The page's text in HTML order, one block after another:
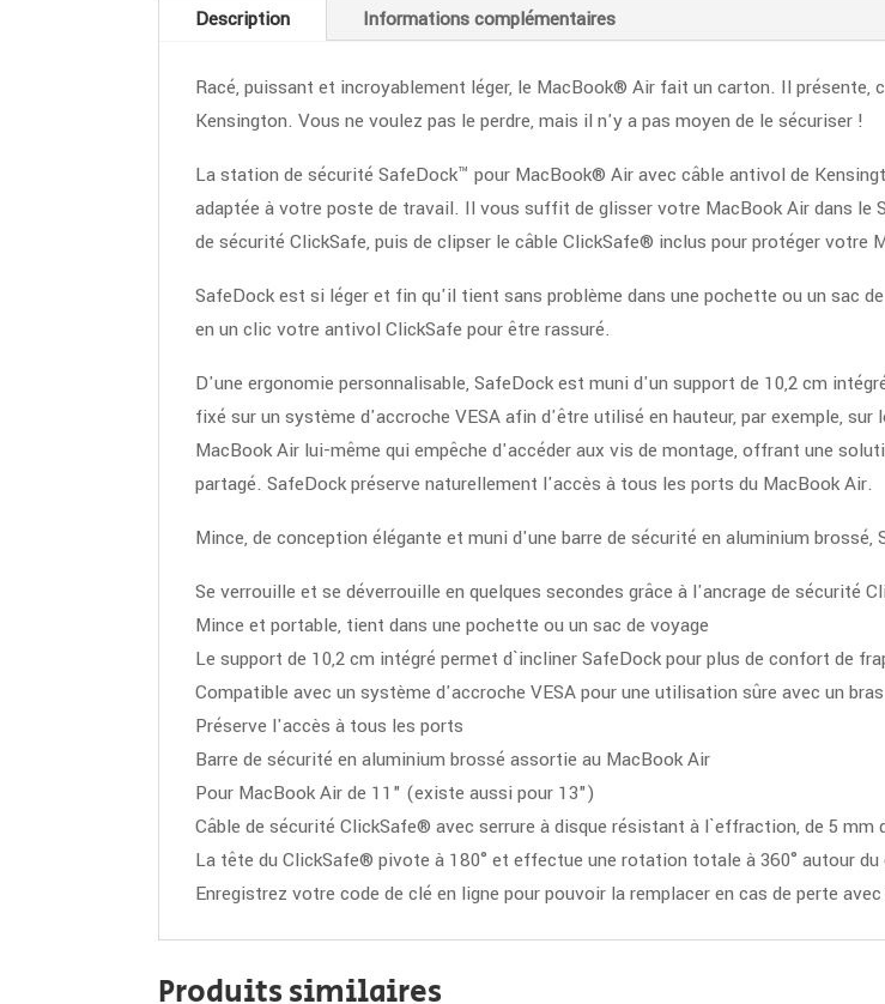
Description Informations complémentaires
Racé, puissant et incroyablement léger, le MacBook® Air fait un carton. Il présente,
Kensington. Vous ne voulez pas le perdre, mais il n'y a pas moyen de le sécuriser !
La station de sécurité SafeDock™ pour MacBook® Air avec câble antivol de
adaptée à votre poste de travail. Il vous suffit de glisser votre MacBook Air dans le
de sécurité ClickSafe, puis de clipser le câble ClickSafe® inclus pour protéger votre
SafeDock est si léger et fin qu'il tient sans problème dans une pochette ou un sac
en un clic votre antivol ClickSafe pour être rassuré.
D'une ergonomie personnalisable, SafeDock est muni d'un support de 10,2 cm
fixé sur un système d'accroche VESA afin d'être utilisé en hauteur, par exemple,
MacBook Air lui-même qui empêche d'accéder aux vis de montage, offrant une
partagé. SafeDock préserve naturellement l'accès à tous les ports du MacBook Air.
Mince, de conception élégante et muni d'une barre de sécurité en aluminium
Se verrouille et se déverrouille en quelques secondes grâce à l'ancrage de sécurité
Mince et portable, tient dans une pochette ou un sac de voyage
Le support de 10,2 cm intégré permet d`incliner SafeDock pour plus de confort de
Compatible avec un système d'accroche VESA pour une utilisation sûre avec un
Préserve l'accès à tous les ports
Barre de sécurité en aluminium brossé assortie au MacBook Air
Pour MacBook Air de 11" (existe aussi pour 13")
Câble de sécurité ClickSafe® avec serrure à disque résistant à l`effraction, de 5
La tête du ClickSafe® pivote à 180° et effectue une rotation totale à 360° autour
Enregistrez votre code de clé en ligne pour pouvoir la remplacer en cas de perte
Produits similaires